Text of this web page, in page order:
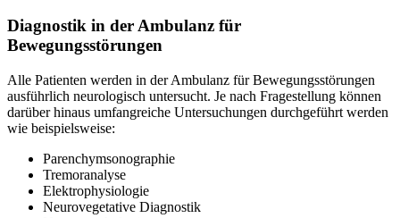
Diagnostik in der Ambulanz für
Bewegungsstörungen
Alle Patienten werden in der Ambulanz für Bewegungsstörungen
ausführlich neurologisch untersucht. Je nach Fragestellung können
darüber hinaus umfangreiche Untersuchungen durchgeführt werden
wie beispielsweise:
Parenchymsonographie
Tremoranalyse
Elektrophysiologie
Neurovegetative Diagnostik